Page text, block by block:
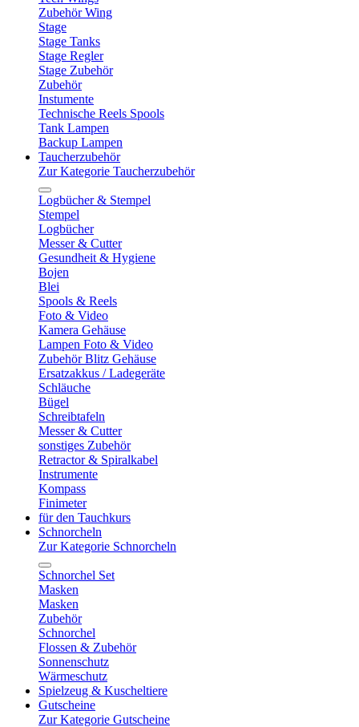
Zubehör Wing
Stage
Stage Tanks
Stage Regler
Stage Zubehör
Zubehör
Instumente
Technische Reels Spools
Tank Lampen
Backup Lampen
Taucherzubehör
Zur Kategorie Taucherzubehör
Logbücher & Stempel
Stempel
Logbücher
Messer & Cutter
Gesundheit & Hygiene
Bojen
Blei
Spools & Reels
Foto & Video
Kamera Gehäuse
Lampen Foto & Video
Zubehör Blitz Gehäuse
Ersatzakkus / Ladegeräte
Schläuche
Bügel
Schreibtafeln
Messer & Cutter
sonstiges Zubehör
Retractor & Spiralkabel
Instrumente
Kompass
Finimeter
für den Tauchkurs
Schnorcheln
Zur Kategorie Schnorcheln
Schnorchel Set
Masken
Masken
Zubehör
Schnorchel
Flossen & Zubehör
Sonnenschutz
Wärmeschutz
Spielzeug & Kuscheltiere
Gutscheine
Zur Kategorie Gutscheine